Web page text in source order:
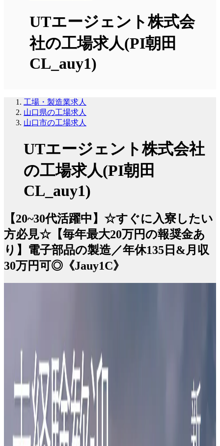
UTエージェント株式会
社の工場求人(PI朝田
CL_auy1)
工場・製造業求人
山口県の工場求人
山口市の工場求人
UTエージェント株式会社
の工場求人(PI朝田
CL_auy1)
【20~30代活躍中】☆すぐに入寮したい
方必見☆【毎年最大20万円の報奨金あ
り】電子部品の製造／年休135日&月収
30万円可◎《Jauy1C》